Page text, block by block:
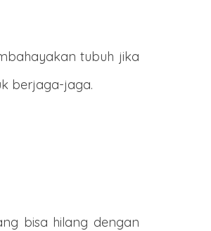
tubuh jika
berjaga-jaga.
bisa hilang dengan